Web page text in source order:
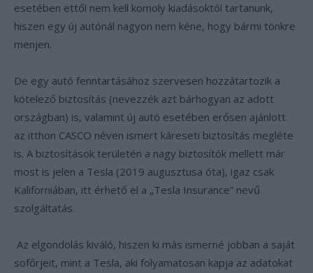
esetében ettől nem kell komoly kiadásoktól tartanunk,
hiszen egy új autónál nagyon nem kéne, hogy bármi tönkre
menjen.
De egy autó fenntartásához szervesen hozzátartozik a
kötelező biztosítás (nevezzék azt bárhogyan az adott
országban) is, valamint új autó esetében erősen ajánlott
az itthon CASCO néven ismert káreseti biztosítás megléte
is. A biztosítások területén a nagy biztosítók mellett már
most is jelen a Tesla (2019 augusztusa óta), igaz csak
Kaliforniában, itt érhető el a „Tesla Insurance” nevű
szolgáltatás.
Az elgondolás kiváló, hiszen ki más ismerné jobban a saját
sofőrjeit, mint a Tesla, aki folyamatosan kapja az adatokat